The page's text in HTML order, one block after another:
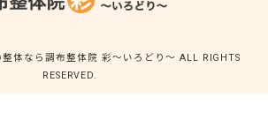
体なら調布整体院 彩～いろどり～ ALL RIGHTS
RESERVED.